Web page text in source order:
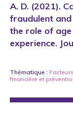
A. D. (2021).
fraudulent
the role of
experience.
Thématique :
financière et